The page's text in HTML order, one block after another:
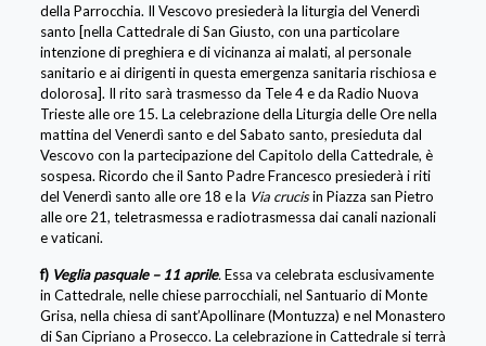
della Parrocchia. Il Vescovo presiederà la liturgia del Venerdì
santo [nella Cattedrale di San Giusto, con una particolare
intenzione di preghiera e di vicinanza ai malati, al personale
sanitario e ai dirigenti in questa emergenza sanitaria rischiosa e
dolorosa]. Il rito sarà trasmesso da Tele 4 e da Radio Nuova
Trieste alle ore 15. La celebrazione della Liturgia delle Ore nella
mattina del Venerdì santo e del Sabato santo, presieduta dal
Vescovo con la partecipazione del Capitolo della Cattedrale, è
sospesa. Ricordo che il Santo Padre Francesco presiederà i riti
del Venerdì santo alle ore 18 e la Via crucisin Piazza san Pietro
alle ore 21, teletrasmessa e radiotrasmessa dai canali nazionali
e vaticani.
f) Veglia pasquale – 11 aprile.Essa va celebrata esclusivamente
in Cattedrale, nelle chiese parrocchiali, nel Santuario di Monte
Grisa, nella chiesa di sant’Apollinare (Montuzza) e nel Monastero
di San Cipriano a Prosecco. La celebrazione in Cattedrale si terrà